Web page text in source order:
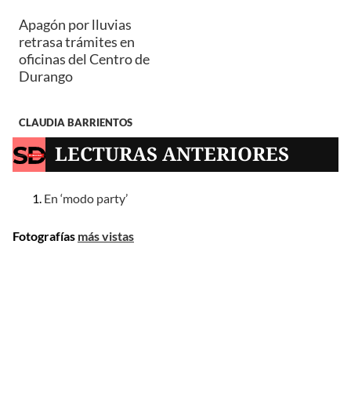
Apagón por lluvias
retrasa trámites en
oficinas del Centro de
Durango
CLAUDIA BARRIENTOS
LECTURAS ANTERIORES
En ‘modo party’
Fotografías más vistas